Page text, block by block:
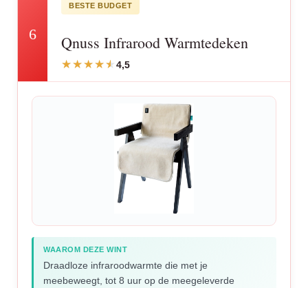
6
BESTE BUDGET
Qnuss Infrarood Warmtedeken
4,5
WAAROM DEZE WINT
Draadloze infraroodwarmte die met je
meebeweegt, tot 8 uur op de meegeleverde